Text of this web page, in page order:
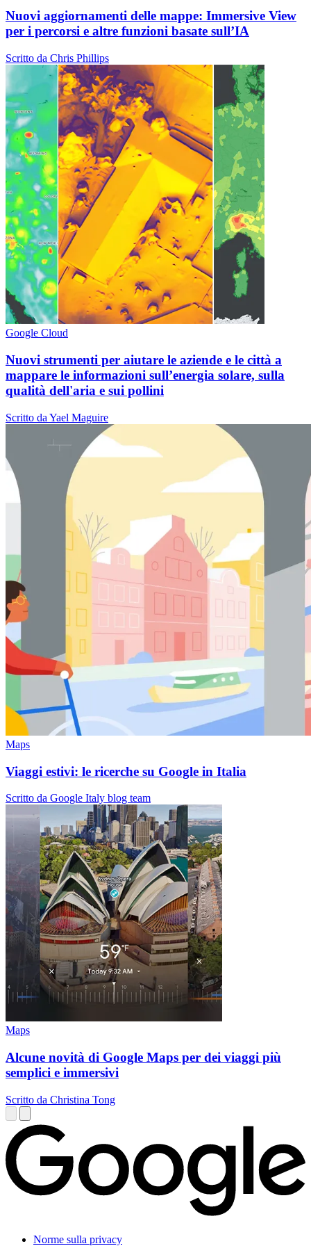
Nuovi aggiornamenti delle mappe: Immersive View
per i percorsi e altre funzioni basate sull’IA
Scritto da Chris Phillips
Google Cloud
Nuovi strumenti per aiutare le aziende e le città a
mappare le informazioni sull’energia solare, sulla
qualità dell'aria e sui pollini
Scritto da Yael Maguire
Maps
Viaggi estivi: le ricerche su Google in Italia
Scritto da Google Italy blog team
Maps
Alcune novità di Google Maps per dei viaggi più
semplici e immersivi
Scritto da Christina Tong
Norme sulla privacy